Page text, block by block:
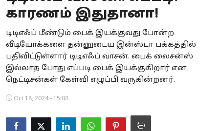
Business
Crime
Tamilnadu
National
World
Astrology
காரணம் இதுதானா!
டிடிஎஃப் மீண்டும் பைக் இயக்குவது போன்ற
வீடியோக்களை தன்னுடைய இன்ஸ்டா பக்கத்தில்
பதிவிட்டுள்ளார் டிடிஎஃப் வாசன். பைக் லைசன்ஸ்
இல்லாத போது எப்படி பைக் இயக்குகிறார் என
நெட்டிசன்கள் கேள்வி எழுப்பி வருகின்றனர்.
Oct 18, 2024 - 15:08